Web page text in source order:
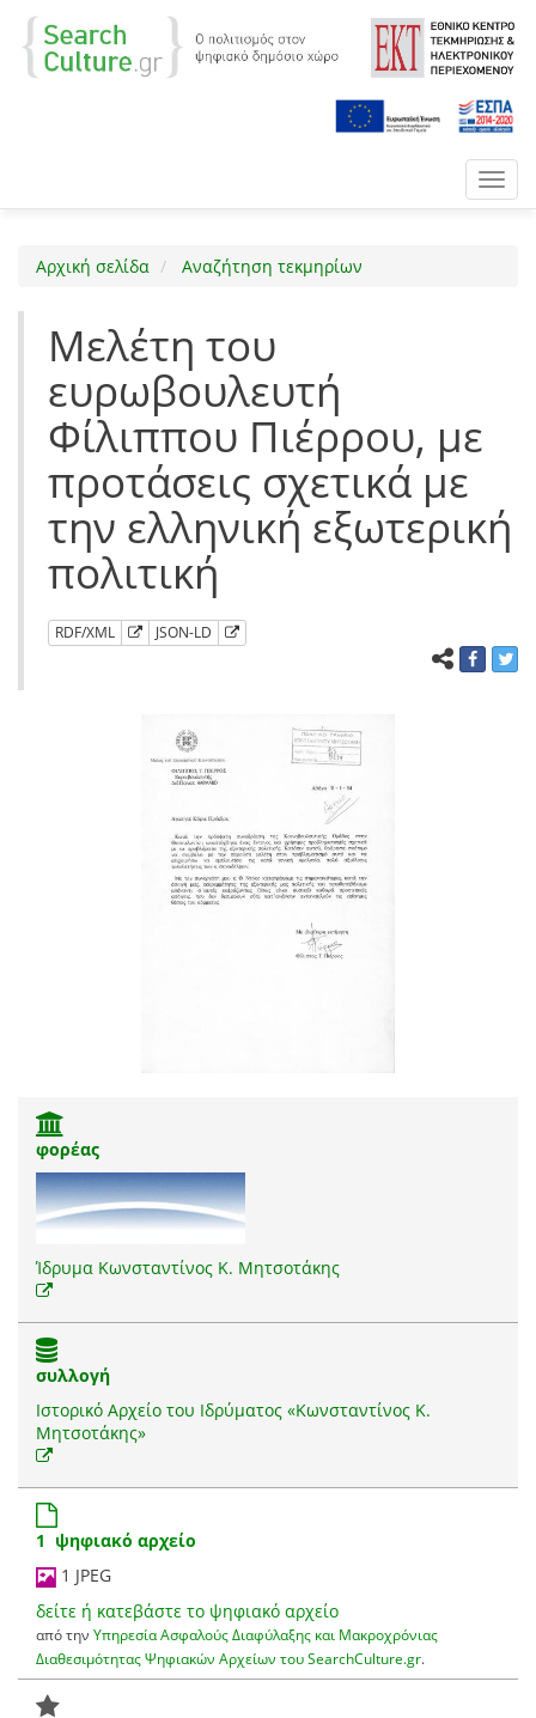
Αρχική σελίδα Αναζήτηση τεκμηρίων
Μελέτη του
ευρωβουλευτή
Φίλιππου Πιέρρου, με
προτάσεις σχετικά με
την ελληνική εξωτερική
πολιτική
RDF/XML JSON-LD
φορέας
Ίδρυμα Κωνσταντίνος Κ. Μητσοτάκης
συλλογή
Ιστορικό Αρχείο του Ιδρύματος «Κωνσταντίνος Κ.
Μητσοτάκης»
1 ψηφιακό αρχείο
1 JPEG
δείτε ή κατεβάστε το ψηφιακό αρχείο
από την Υπηρεσία Ασφαλούς Διαφύλαξης και Μακροχρόνιας
Διαθεσιμότητας Ψηφιακών Αρχείων του SearchCulture.gr.